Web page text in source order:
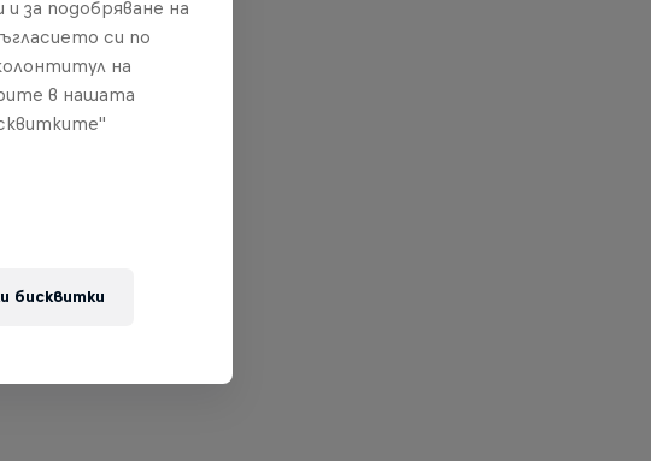
за подобряване на
си по
на
в нашата
бисквитки